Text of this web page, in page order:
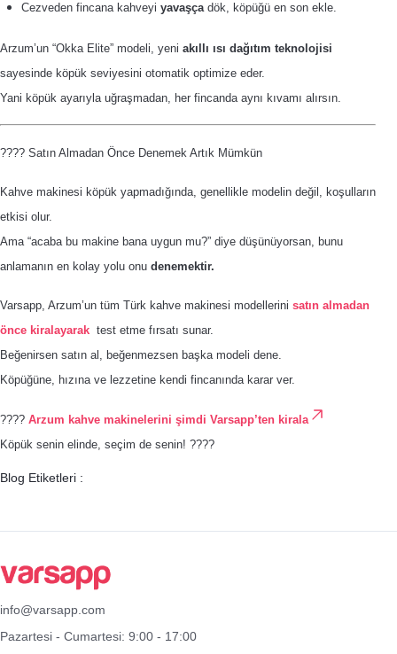
Cezveden fincana kahveyi yavaşçadök, köpüğü en son ekle.
Arzum’un “Okka Elite” modeli, yeni akıllı ısı dağıtım teknolojisi
sayesinde köpük seviyesini otomatik optimize eder.
Yani köpük ayarıyla uğraşmadan, her fincanda aynı kıvamı alırsın.
???? Satın Almadan Önce Denemek Artık Mümkün
Kahve makinesi köpük yapmadığında, genellikle modelin değil, koşulların
etkisi olur.
Ama “acaba bu makine bana uygun mu?” diye düşünüyorsan, bunu
anlamanın en kolay yolu onu denemektir.
Varsapp, Arzum’un tüm Türk kahve makinesi modellerini satın almadan
önce kiralayarak test etme fırsatı sunar.
Beğenirsen satın al, beğenmezsen başka modeli dene.
Köpüğüne, hızına ve lezzetine kendi fincanında karar ver.
???? Arzum kahve makinelerini şimdi Varsapp’ten kirala
Köpük senin elinde, seçim de senin! ????
Blog Etiketleri :
info@varsapp.com
Pazartesi - Cumartesi: 9:00 - 17:00